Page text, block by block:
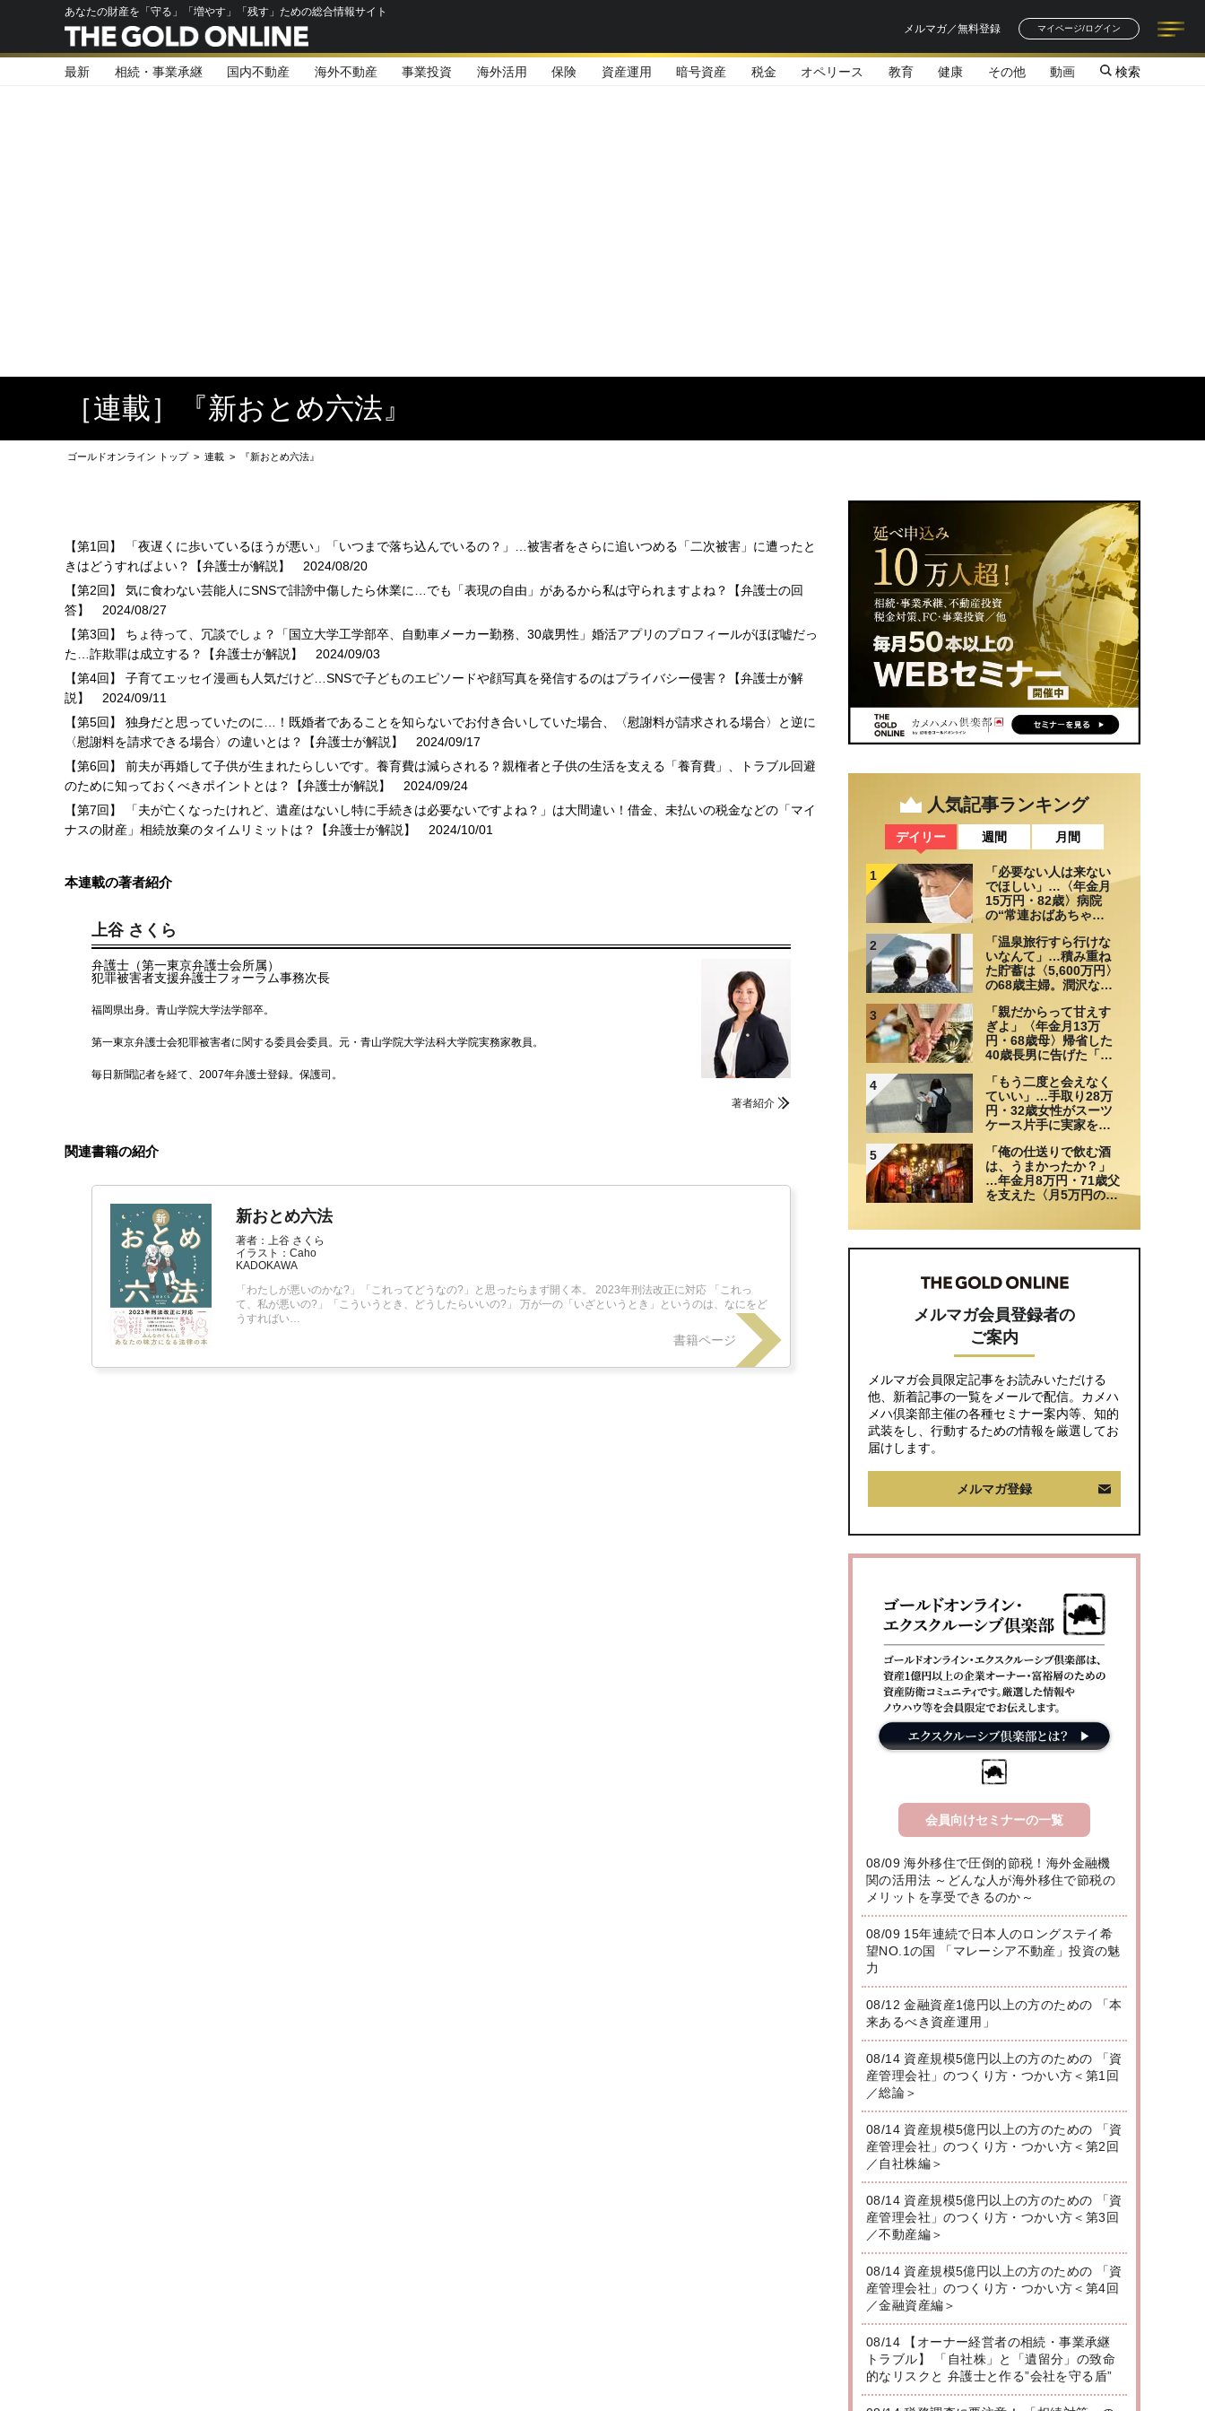
あなたの財産を「守る」「増やす」「残す」ための総合情報サイト
メルマガ／無料登録
マイページ/ログイン
記事一覧
著者一覧
最新 相続・事業承継 国内不動産 海外不動産 事業投資 海外活用 保険 資産運用 暗号資産 税金 オペリース 教育 健康 その他 動画 検索
［連載］『新おとめ六法』
ゴールドオンライン トップ > 連載 > 『新おとめ六法』
【第1回】 「夜遅くに歩いているほうが悪い」「いつまで落ち込んでいるの？」…被害者をさらに追いつめる「二次被害」に遭ったと
きはどうすればよい？【弁護士が解説】
2024/08/20
【第2回】 気に食わない芸能人にSNSで誹謗中傷したら休業に…でも「表現の自由」があるから私は守られますよね？【弁護士の回
答】
2024/08/27
【第3回】 ちょ待って、冗談でしょ？「国立大学工学部卒、自動車メーカー勤務、30歳男性」婚活アプリのプロフィールがほぼ嘘だっ
た…詐欺罪は成立する？【弁護士が解説】
2024/09/03
【第4回】 子育てエッセイ漫画も人気だけど…SNSで子どものエピソードや顔写真を発信するのはプライバシー侵害？【弁護士が解
説】
2024/09/11
【第5回】 独身だと思っていたのに…！既婚者であることを知らないでお付き合いしていた場合、〈慰謝料が請求される場合〉と逆に
〈慰謝料を請求できる場合〉の違いとは？【弁護士が解説】
2024/09/17
【第6回】 前夫が再婚して子供が生まれたらしいです。養育費は減らされる？親権者と子供の生活を支える「養育費」、トラブル回避
のために知っておくべきポイントとは？【弁護士が解説】
2024/09/24
【第7回】 「夫が亡くなったけれど、遺産はないし特に手続きは必要ないですよね？」は大間違い！借金、未払いの税金などの「マイ
ナスの財産」相続放棄のタイムリミットは？【弁護士が解説】
2024/10/01
本連載の著者紹介
上谷 さくら
弁護士（第一東京弁護士会所属）
犯罪被害者支援弁護士フォーラム事務次長
福岡県出身。青山学院大学法学部卒。
第一東京弁護士会犯罪被害者に関する委員会委員。元・青山学院大学法科大学院実務家教員。
毎日新聞記者を経て、2007年弁護士登録。保護司。
著者紹介
関連書籍の紹介
新おとめ六法
著者：上谷 さくら
イラスト：Caho
KADOKAWA
「わたしが悪いのかな?」「これってどうなの?」と思ったらまず開く本。 2023年刑法改正に対応 「これっ
て、私が悪いの?」「こういうとき、どうしたらいいの?」 万が一の「いざというとき」というのは、なにをど
うすればい…
書籍ページ
人気記事ランキング
デイリー 週間 月間
1
「必要ない人は来ない
でほしい」…〈年金月
15万円・82歳〉病院
の“常連おばあちゃ
社員の本音。それでも
通い続ける理由
2
「温泉旅行すら行けな
いなんて」…積み重ね
た貯蓄は〈5,600万円〉
の68歳主婦。潤沢な老
「馬鹿だった」肩を落
とす理由
3
「親だからって甘えす
ぎよ」〈年金月13万
円・68歳母〉帰省した
40歳長男に告げた「も
4
「もう二度と会えなく
ていい」…手取り28万
円・32歳女性がスーツ
ケース片手に実家を飛
は66歳母の「背筋の凍
る一言」
5
「俺の仕送りで飲む酒
は、うまかったか？」
…年金月8万円・71歳父
を支えた〈月5万円の援
メルマガ会員登録者の
ご案内
メルマガ会員限定記事をお読みいただける
他、新着記事の一覧をメールで配信。カメハ
メハ倶楽部主催の各種セミナー案内等、知的
武装をし、行動するための情報を厳選してお
届けします。
メルマガ登録
会員向けセミナーの一覧
08/09 海外移住で圧倒的節税！海外金融機
関の活用法 ～どんな人が海外移住で節税の
メリットを享受できるのか～
08/09 15年連続で日本人のロングステイ希
望NO.1の国 「マレーシア不動産」投資の魅
力
08/12 金融資産1億円以上の方のための 「本
来あるべき資産運用」
08/14 資産規模5億円以上の方のための 「資
産管理会社」のつくり方・つかい方＜第1回
／総論＞
08/14 資産規模5億円以上の方のための 「資
産管理会社」のつくり方・つかい方＜第2回
／自社株編＞
08/14 資産規模5億円以上の方のための 「資
産管理会社」のつくり方・つかい方＜第3回
／不動産編＞
08/14 資産規模5億円以上の方のための 「資
産管理会社」のつくり方・つかい方＜第4回
／金融資産編＞
08/14 【オーナー経営者の相続・事業承継
トラブル】 「自社株」と「遺留分」の致命
的なリスクと 弁護士と作る”会社を守る盾”